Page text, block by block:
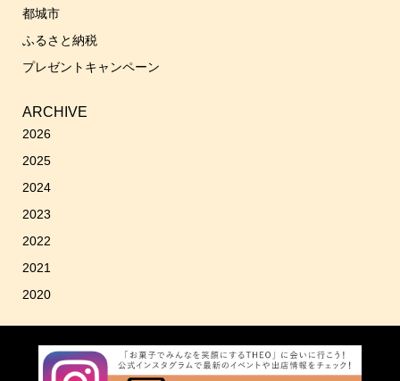
都城市
ふるさと納税
プレゼントキャンペーン
ARCHIVE
2026
2025
2024
2023
2022
2021
2020